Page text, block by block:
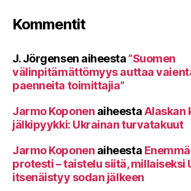
Kommentit
J. Jörgensen aiheesta”Suomen
välinpitämättömyys auttaa
paenneita toimittajia”
Jarmo Koponen aiheestaAlaskan
jälkipyykki: Ukrainan turvatakuut
Jarmo Koponen aiheesta
protesti – taistelu siitä, millaiseksi
itsenäistyy sodan jälkeen